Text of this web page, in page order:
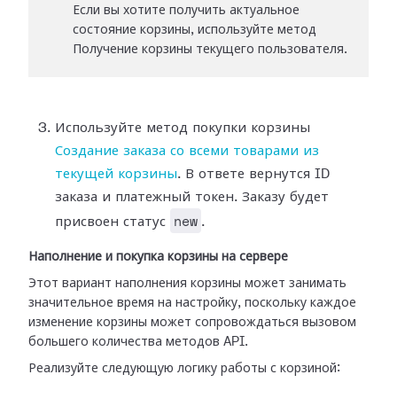
Если вы хотите получить актуальное
состояние корзины, используйте метод
Получение корзины текущего пользователя.
Используйте метод покупки корзины
Создание заказа со всеми товарами из
текущей корзины. В ответе вернутся ID
заказа и платежный токен. Заказу будет
присвоен статус
new .
Наполнение и покупка корзины на сервере
Этот вариант наполнения корзины может занимать
значительное время на настройку, поскольку каждое
изменение корзины может сопровождаться вызовом
большего количества методов API.
Реализуйте следующую логику работы с корзиной: